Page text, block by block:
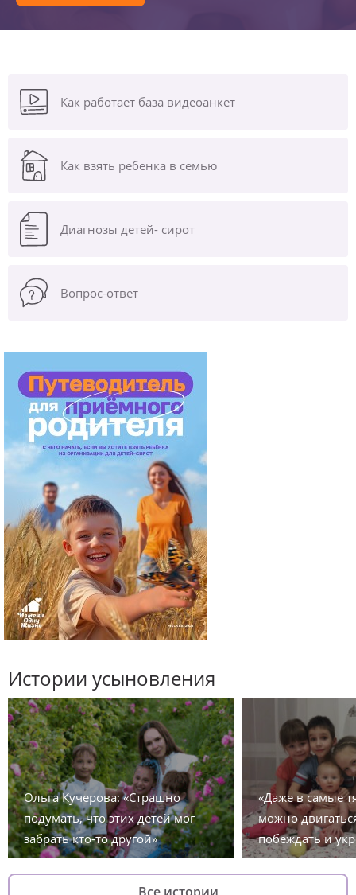
Как работает база видеоанкет
Как взять ребенка в семью
Диагнозы детей- сирот
Вопрос-ответ
Истории усыновления
Ольга Кучерова: «Страшно
подумать, что этих детей мог
забрать кто-то другой»
«Даже в самые
можно
побеждать и